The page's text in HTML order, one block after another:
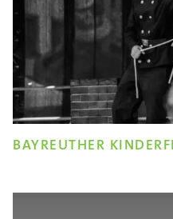
BAYREUTHER